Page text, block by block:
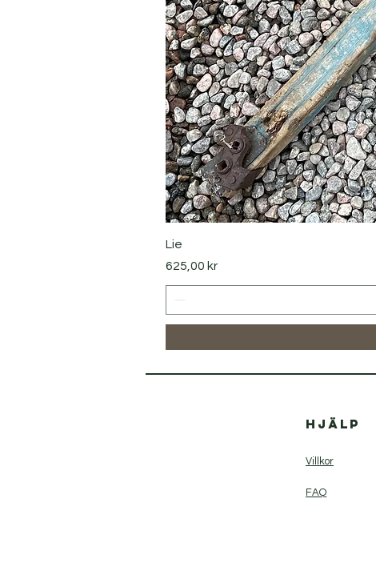
Lie
Pris
625,00 kr
Hjälp
Villkor
FAQ